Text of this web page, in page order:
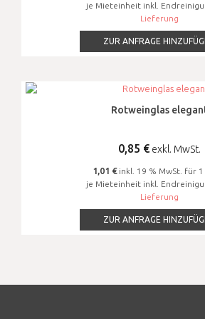
je Mieteinheit inkl.
Lieferung
ZUR ANFRAGE
Rotweinglas
0,85 € exkl. MwSt.
1,01 €inkl. 19 % MwSt. für 1
je Mieteinheit inkl.
Lieferung
ZUR ANFRAGE